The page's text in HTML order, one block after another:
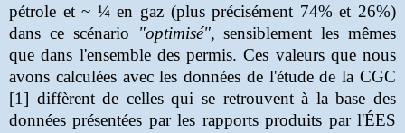
pétrole et ~ ¼ en gaz (plus précisément 74% et 26%)
dans ce scénario
"optimisé", sensiblement les mêmes
que dans l'ensemble des permis. Ces valeurs que nous
avons calculées avec les données de l'étude de la CGC
[1] diffèrent de celles qui se retrouvent à la base des
données présentées par les rapports produits par l'ÉES